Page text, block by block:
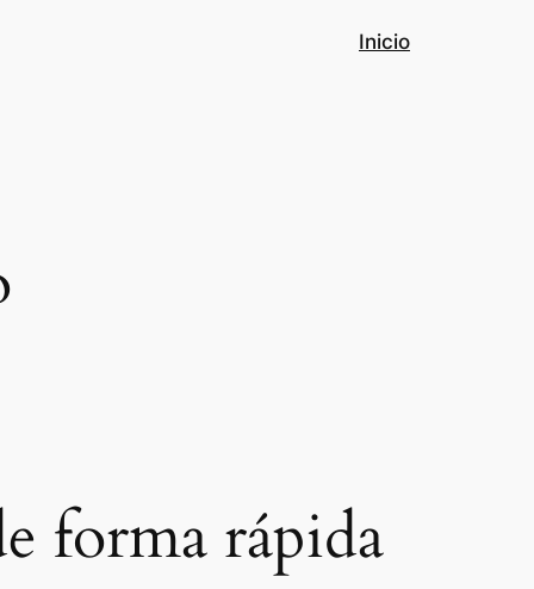
Inicio
forma rápida